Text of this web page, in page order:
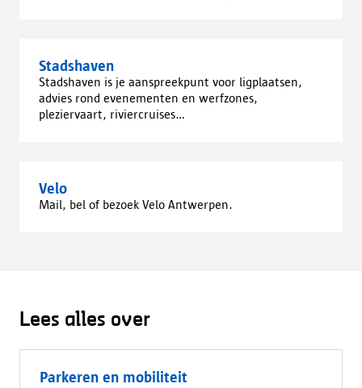
Stadshaven
Stadshaven is je aanspreekpunt voor ligplaatsen,
advies rond evenementen en werfzones,
pleziervaart, riviercruises...
Velo
Mail, bel of bezoek Velo Antwerpen.
Lees alles over
Parkeren en mobiliteit